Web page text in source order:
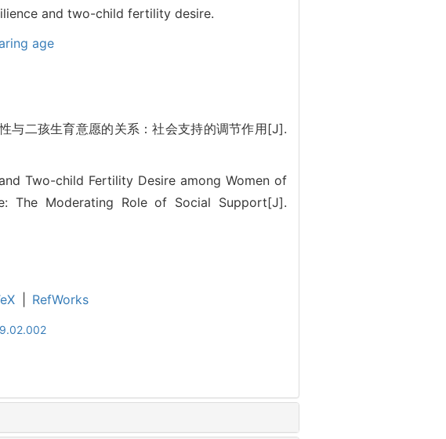
and two-child fertility desire.
age
与二孩生育意愿的关系：社会支持的调节作用[J].
Two-child Fertility Desire among Women of
The Moderating Role of Social Support[J].
RefWorks